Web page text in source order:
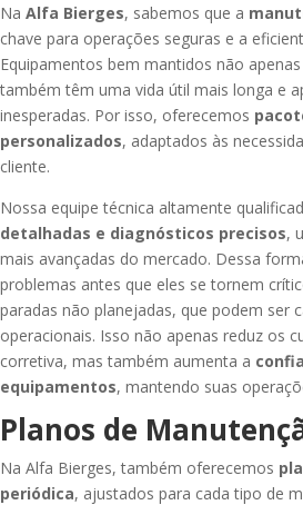
Na Alfa Bierges, sabemos que a
chave para operações seguras e a
Equipamentos bem mantidos não
também têm uma vida útil mais longa e
inesperadas. Por isso, oferecemos
personalizados, adaptados às
cliente​.
Nossa equipe técnica altamente
detalhadas e diagnósticos precisos,
mais avançadas do mercado. Dessa
problemas antes que eles se tornem
paradas não planejadas, que podem ser
operacionais. Isso não apenas reduz os
corretiva, mas também aumenta a
equipamentos, mantendo suas
Planos de
Na Alfa Bierges, também oferecemos
periódica, ajustados para cada tipo de